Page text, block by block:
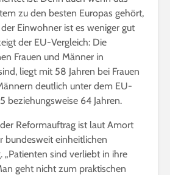
zu den besten Europas gehört,
Einwohner ist es weniger gut
der EU-Vergleich: Die
Frauen und Männer in
liegt mit 58 Jahren bei Frauen
deutlich unter dem EU-
beziehungsweise 64 Jahren.
Reformauftrag ist laut Amort
bundesweit einheitlichen
„Patienten sind verliebt in ihre
geht nicht zum praktischen